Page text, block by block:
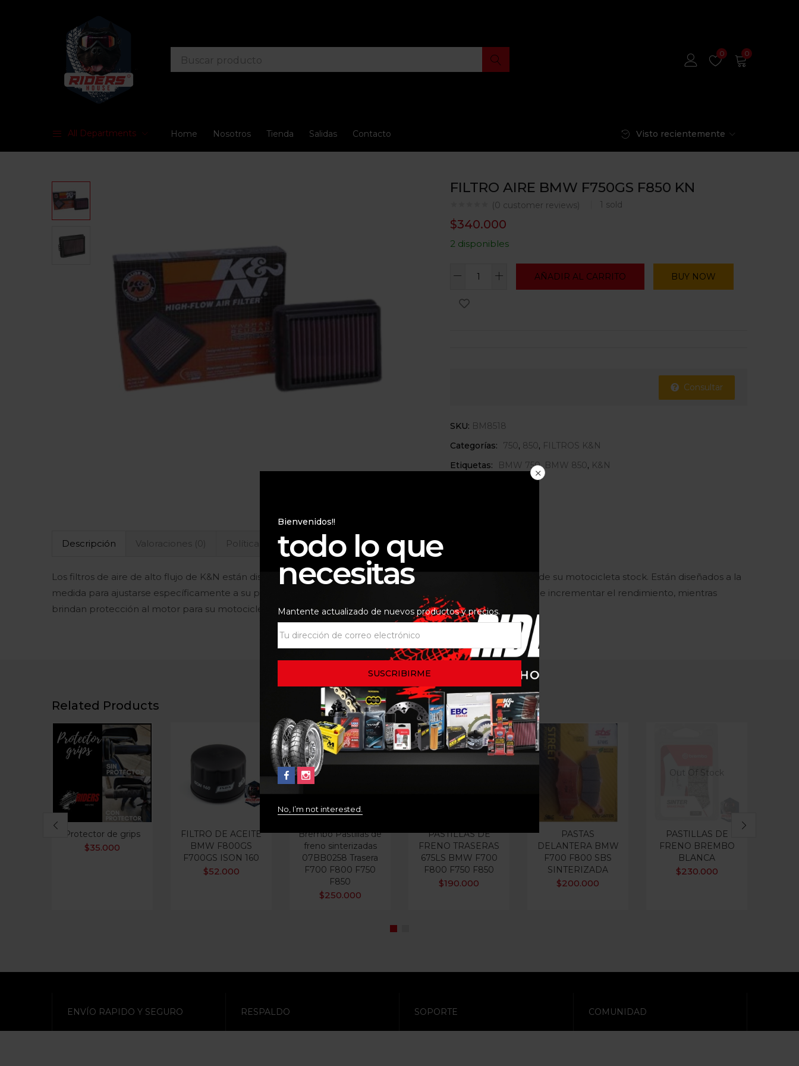
0 0
All Departments Home Nosotros Tienda Salidas Contacto Visto recientemente
FILTRO AIRE BMW F750GS F850 KN
(0 customer reviews) 1 sold
$340.000
2 disponibles
AÑADIR AL CARRITO BUY NOW
Consultar
SKU: BM8518
Categorías:
750, 850, FILTROS K&N
Etiquetas:
BMW 750, BMW 850, K&N
Descripción Valoraciones (0) Políticas de la tienda Consultas
Los filtros de aire de alto flujo de K&N están disponibles como reemplazo para el elemento del filtro de aire de su motocicleta stock. Están diseñados a la
medida para ajustarse específicamente a su pedido y están diseñados para proporcionar poca restricciones e incrementar el rendimiento, mientras
brindan protección al motor para su motocicleta
Related Products
Protector de grips
$35.000
FILTRO DE ACEITE
BMW F800GS
F700GS ISON 160
$52.000
Out Of Stock
Brembo Pastillas de
freno sinterizadas
07BB0258 Trasera
F700 F800 F750
F850
$250.000
PASTILLAS DE
FRENO TRASERAS
675LS BMW F700
F800 F750 F850
$190.000
PASTAS
DELANTERA BMW
F700 F800 SBS
SINTERIZADA
$200.000
Out Of Stock
PASTILLAS DE
FRENO BREMBO
BLANCA
$230.000
Bienvenidos!!
todo lo que
necesitas
Mantente actualizado de nuevos productos y precios.
No, I’m not interested.
ENVÍO RAPIDO Y SEGURO RESPALDO SOPORTE COMUNIDAD